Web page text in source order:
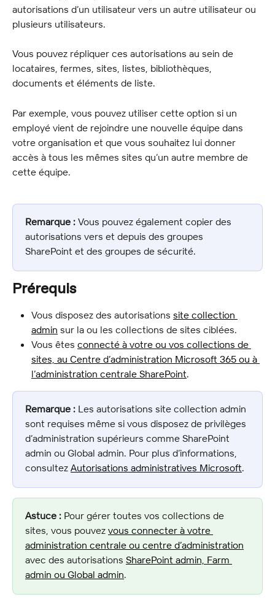
autorisations d’un utilisateur vers un autre utilisateur ou
plusieurs utilisateurs.
Vous pouvez répliquer ces autorisations au sein de
locataires, fermes, sites, listes, bibliothèques,
documents et éléments de liste.
Par exemple, vous pouvez utiliser cette option si un
employé vient de rejoindre une nouvelle équipe dans
votre organisation et que vous souhaitez lui donner
accès à tous les mêmes sites qu’un autre membre de
cette équipe.
Remarque : Vous pouvez également copier des
autorisations vers et depuis des groupes
SharePoint et des groupes de sécurité.
Prérequis
Vous disposez des autorisations site collection
admin sur la ou les collections de sites ciblées.
Vous êtes connecté à votre ou vos collections de
sites, au Centre d’administration Microsoft 365 ou à
l’administration centrale SharePoint.
Remarque : Les autorisations site collection admin
sont requises même si vous disposez de privilèges
d’administration supérieurs comme SharePoint
admin ou Global admin. Pour plus d’informations,
consultez Autorisations administratives Microsoft.
Astuce : Pour gérer toutes vos collections de
sites, vous pouvez vous connecter à votre
administration centrale ou centre d’administration
avec des autorisations SharePoint admin, Farm
admin ou Global admin.